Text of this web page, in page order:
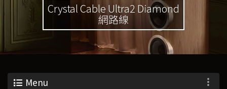
Crystal Cable Ultra2 Diamond
網路線
Menu